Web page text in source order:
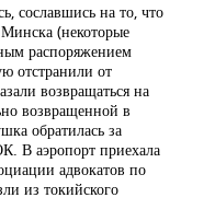
сославшись на то, что
(некоторые
распоряжением
отстранили от
возвращаться на
возвращенной в
обратилась за
В аэропорт приехала
адвокатов по
из токийского